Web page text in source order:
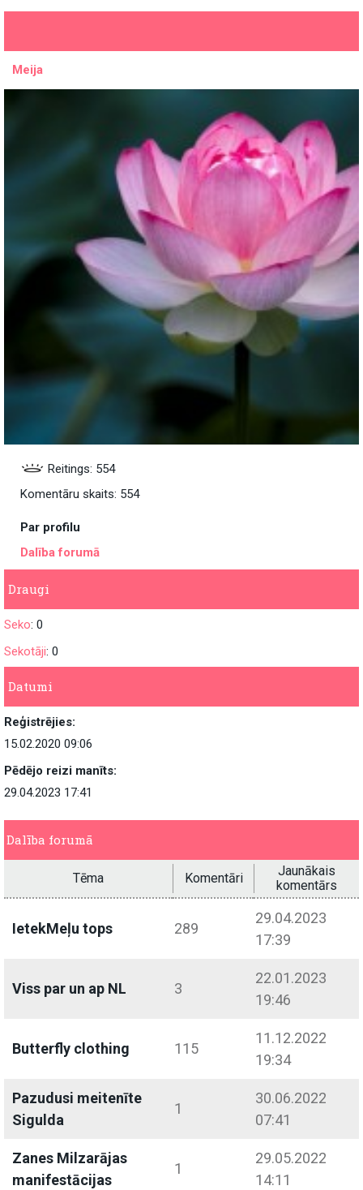
Meija
Reitings: 554
Komentāru skaits: 554
Par profilu
Dalība forumā
Draugi
Seko: 0
Sekotāji: 0
Datumi
Reģistrējies:
15.02.2020 09:06
Pēdējo reizi manīts:
29.04.2023 17:41
Dalība forumā
Tēma Komentāri
Jaunākais
komentārs
IetekMeļu tops 289
29.04.2023
17:39
Viss par un ap NL 3
22.01.2023
19:46
Butterfly clothing 115
11.12.2022
19:34
Pazudusi meitenīte
Sigulda
1
30.06.2022
07:41
Zanes Milzarājas
manifestācijas
1
29.05.2022
14:11